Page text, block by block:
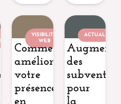
VISIBILITÉ
WEB
Comment
améliorer
votre
présence
en
ACTUALITÉ
des
pour
la